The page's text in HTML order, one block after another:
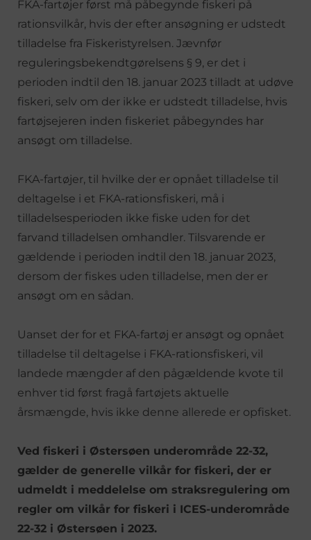
FKA-fartøjer først må påbegynde fiskeri på
rationsvilkår, hvis der efter ansøgning er udstedt
tilladelse fra Fiskeristyrelsen. Jævnfør
reguleringsbekendtgørelsens § 9, er det i
perioden indtil den 18. januar 2023 tilladt at udøve
fiskeri, selv om der ikke er udstedt tilladelse, hvis
fartøjsejeren inden fiskeriet påbegyndes har
ansøgt om tilladelse.
FKA-fartøjer, til hvilke der er opnået tilladelse til
deltagelse i et FKA-rationsfiskeri, må i
tilladelsesperioden ikke fiske uden for det
farvand tilladelsen omhandler. Tilsvarende er
gældende i perioden indtil den 18. januar 2023,
dersom der fiskes uden tilladelse, men der er
ansøgt om en sådan.
Uanset der for et FKA-fartøj er ansøgt og opnået
tilladelse til deltagelse i FKA-rationsfiskeri, vil
landede mængder af den pågældende kvote til
enhver tid først fragå fartøjets aktuelle
årsmængde, hvis ikke denne allerede er opfisket.
Ved fiskeri i Østersøen underområde 22-32,
gælder de generelle vilkår for fiskeri, der er
udmeldt i meddelelse om straksregulering om
regler om vilkår for fiskeri i ICES-underområde
22-32 i Østersøen i 2023.